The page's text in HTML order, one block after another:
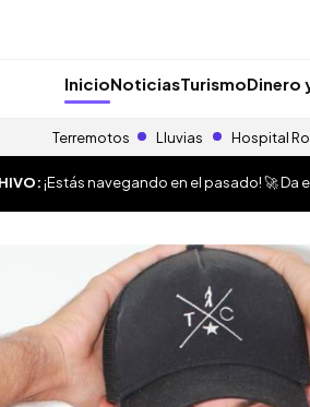
InicioNoticiasTurismoDinero
Terremotos Lluvias Hospital
¡Estás navegando en el pasado! 🚀 Da